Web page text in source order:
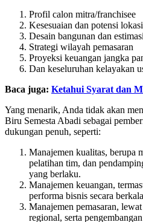
Profil calon mitra/franchisee
Kesesuaian dan potensi
Desain bangunan dan
Strategi wilayah pemasaran
Proyeksi keuangan jangka
Dan keseluruhan kelayakan
Baca juga: Ketahui Syarat dan
Yang menarik, Anda tidak akan
Biru Semesta Abadi sebagai
dukungan penuh, seperti:
Manajemen kualitas, berupa
pelatihan tim, dan
yang berlaku.
Manajemen keuangan,
performa bisnis secara
Manajemen pemasaran,
regional, serta